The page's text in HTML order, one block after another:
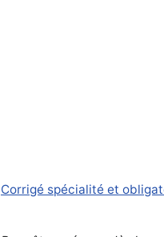
Corrigé spécialité et